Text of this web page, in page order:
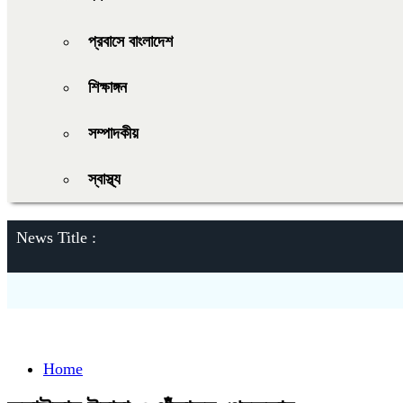
প্রবাসে বাংলাদেশ
শিক্ষাঙ্গন
সম্পাদকীয়
স্বাস্থ্য
News Title :
Home